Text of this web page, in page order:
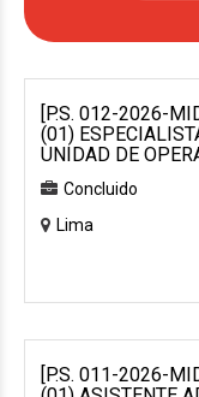
[P.S. 012-2026-
(01)
UNIDAD DE
Concluido
Lima
[P.S. 011-2026-